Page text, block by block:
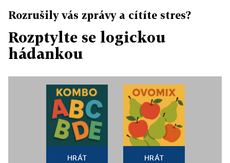
Rozrušily vás zprávy a cítíte stres?
Rozptylte se logickou
hádankou
HRÁT HRÁT